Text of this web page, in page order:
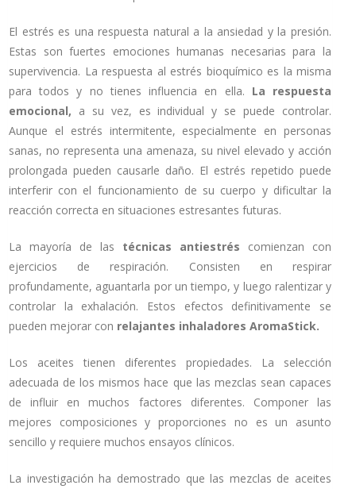
El estrés es una respuesta natural a la ansiedad y la presión.
Estas son fuertes emociones humanas necesarias para la
supervivencia. La respuesta al estrés bioquímico es la misma
para todos y no tienes influencia en ella. La respuesta
emocional, a su vez, es individual y se puede controlar.
Aunque el estrés intermitente, especialmente en personas
sanas, no representa una amenaza, su nivel elevado y acción
prolongada pueden causarle daño. El estrés repetido puede
interferir con el funcionamiento de su cuerpo y dificultar la
reacción correcta en situaciones estresantes futuras.
La mayoría de las técnicas antiestrés comienzan con
ejercicios de respiración. Consisten en respirar
profundamente, aguantarla por un tiempo, y luego ralentizar y
controlar la exhalación. Estos efectos definitivamente se
pueden mejorar con relajantes inhaladores AromaStick.
Los aceites tienen diferentes propiedades. La selección
adecuada de los mismos hace que las mezclas sean capaces
de influir en muchos factores diferentes. Componer las
mejores composiciones y proporciones no es un asunto
sencillo y requiere muchos ensayos clínicos.
La investigación ha demostrado que las mezclas de aceites